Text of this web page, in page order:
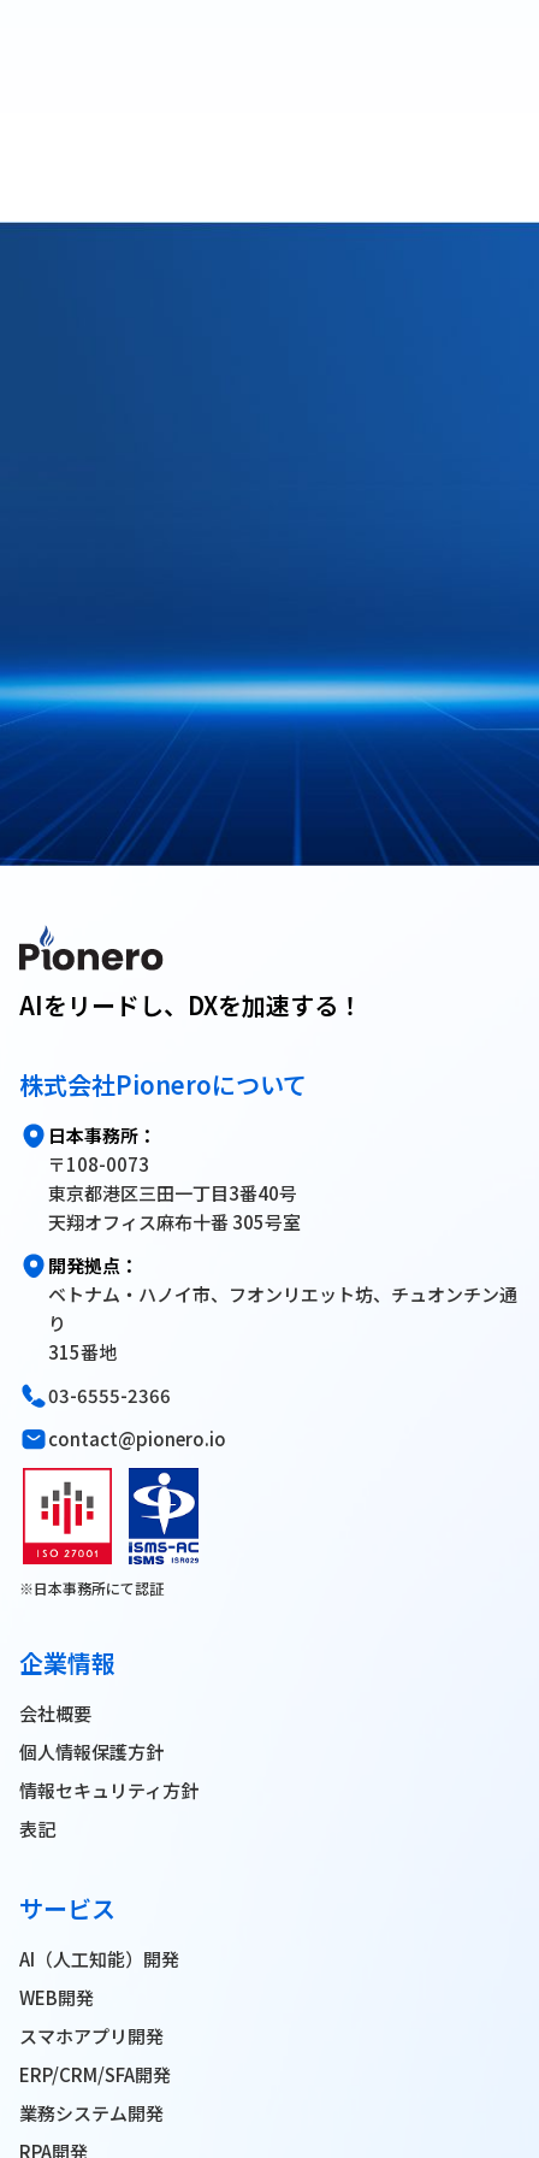
AIをリードし、DXを加速する！
株式会社Pioneroについて
日本事務所：
〒108-0073
東京都港区三田一丁目3番40号
天翔オフィス麻布十番 305号室
開発拠点：
ベトナム・ハノイ市、フオンリエット坊、チュオンチン通
り
315番地
03-6555-2366
contact@pionero.io
※日本事務所にて認証
企業情報
会社概要
個人情報保護方針
情報セキュリティ方針
表記
サービス
AI（人工知能）開発
WEB開発
スマホアプリ開発
ERP/CRM/SFA開発
業務システム開発
RPA開発